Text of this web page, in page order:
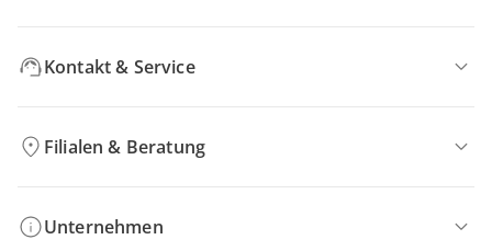
Kontakt & Service
Filialen & Beratung
Unternehmen